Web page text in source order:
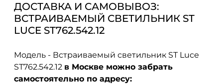
ДОСТАВКА И САМОВЫВОЗ:
ВСТРАИВАЕМЫЙ СВЕТИЛЬНИК ST
LUCE ST762.542.12
Модель - Встраиваемый светильник ST Luce
ST762.542.12 в Москве можно забрать
самостоятельно по адресу: